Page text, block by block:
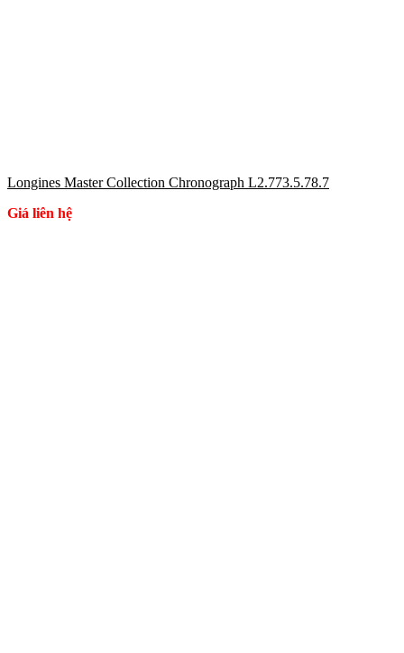
Longines Master Collection Chronograph L2.773.5.78.7
Giá liên hệ